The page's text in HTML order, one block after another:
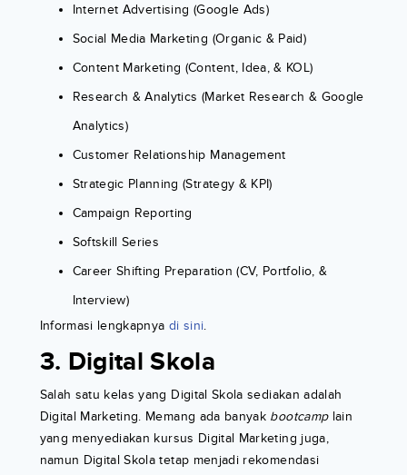
Internet Advertising (Google Ads)
Social Media Marketing (Organic & Paid)
Content Marketing (Content, Idea, & KOL)
Research & Analytics (Market Research & Google
Analytics)
Customer Relationship Management
Strategic Planning (Strategy & KPI)
Campaign Reporting
Softskill Series
Career Shifting Preparation (CV, Portfolio, &
Interview)
Informasi lengkapnya di sini.
3. Digital Skola
Salah satu kelas yang Digital Skola sediakan adalah
Digital Marketing. Memang ada banyak bootcamplain
yang menyediakan kursus Digital Marketing juga,
namun Digital Skola tetap menjadi rekomendasi